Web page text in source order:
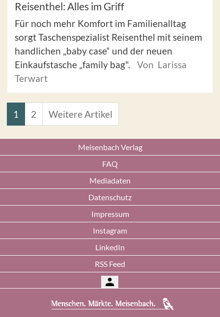
Reisenthel: Alles im Griff
Für noch mehr Komfort im Familienalltag
sorgt Taschenspezialist Reisenthel mit seinem
handlichen „baby case“ und der neuen
Einkaufstasche „family bag".
Von Larissa
Terwart
1 2 Weitere Artikel
Meisenbach Verlag
FAQ
Mediadaten
Datenschutz
Impressum
Instagram
LinkedIn
RSS Feed